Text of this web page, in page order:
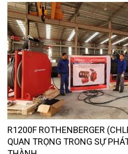
R1200F ROTHENBERGER
QUAN TRỌNG TRONG SỰ